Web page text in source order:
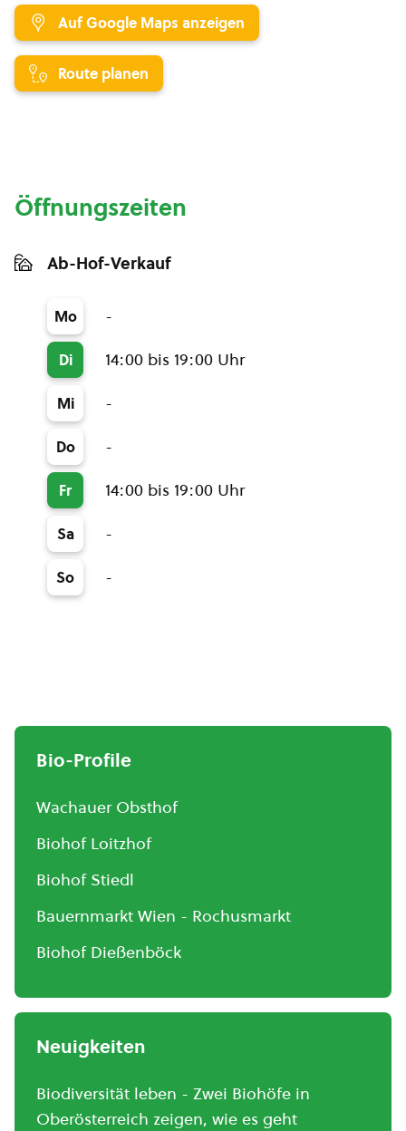
Auf Google Maps anzeigen
Route planen
Öffnungszeiten
Ab-Hof-Verkauf
Mo -
Di 14:00 bis 19:00 Uhr
Mi -
Do -
Fr 14:00 bis 19:00 Uhr
Sa -
So -
Bio-Profile
Wachauer Obsthof
Biohof Loitzhof
Biohof Stiedl
Bauernmarkt Wien - Rochusmarkt
Biohof Dießenböck
Neuigkeiten
Biodiversität leben - Zwei Biohöfe in
Oberösterreich zeigen, wie es geht